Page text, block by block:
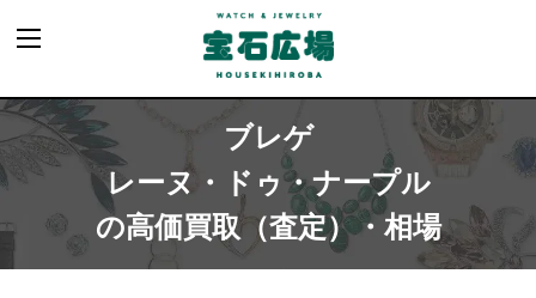
ブレゲ
レーヌ・ドゥ・ナープル
の高価買取（査定）・相場